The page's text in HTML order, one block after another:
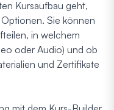
Kursaufbau geht,
Sie können
in welchem
oder Audio) und ob
und Zertifikate